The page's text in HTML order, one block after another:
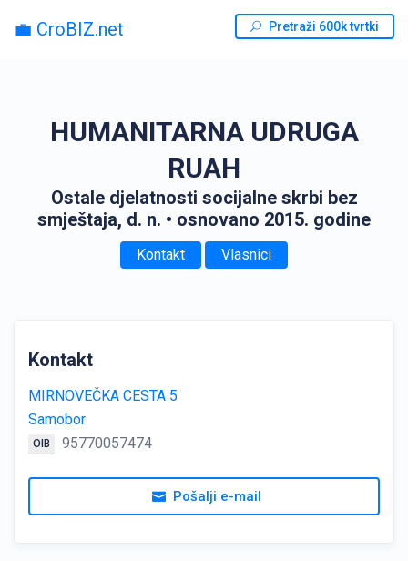
💼 CroBIZ.net Pretraži 600k tvrtki
HUMANITARNA UDRUGA
RUAH
Ostale djelatnosti socijalne skrbi bez
smještaja, d. n. • osnovano 2015. godine
Kontakt Vlasnici
Kontakt
MIRNOVEČKA CESTA 5
Samobor
OIB 95770057474
Pošalji e-mail